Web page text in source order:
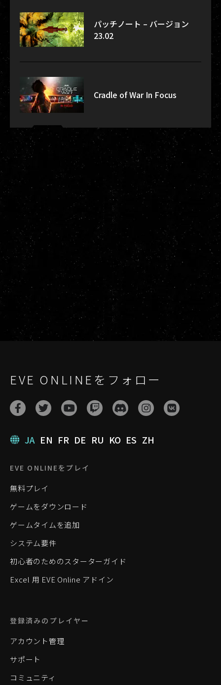
パッチノート – バージョン
23.02
Cradle of War In Focus
EVE ONLINEをフォロー
JA EN FR DE RU KO ES ZH
EVE ONLINEをプレイ
無料プレイ
ゲームをダウンロード
ゲームタイムを追加
システム要件
初心者のためのスターターガイド
Excel 用 EVE Online アドイン
登録済みのプレイヤー
アカウント管理
サポート
コミュニティ